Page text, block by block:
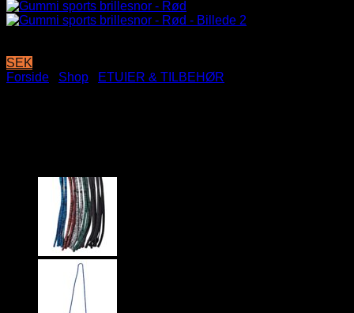
SEK
Forside
Shop ETUIER & TILBEHØR